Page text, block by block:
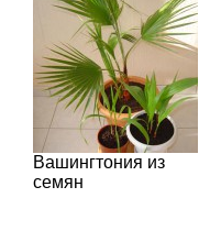
Вашингтония из
семян